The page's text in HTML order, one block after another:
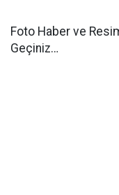
Foto Haber ve
Geçiniz…